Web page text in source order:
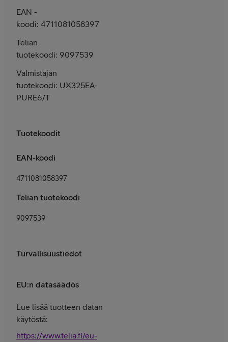
EAN -
koodi: 4711081058397
Telian
tuotekoodi: 9097539
Valmistajan
tuotekoodi: UX325EA-
PURE6/T
Tuotekoodit
EAN-koodi
4711081058397
Telian tuotekoodi
9097539
Turvallisuustiedot
EU:n datasäädös
Lue lisää tuotteen datan
käytöstä:
https://www.telia.fi/eu-